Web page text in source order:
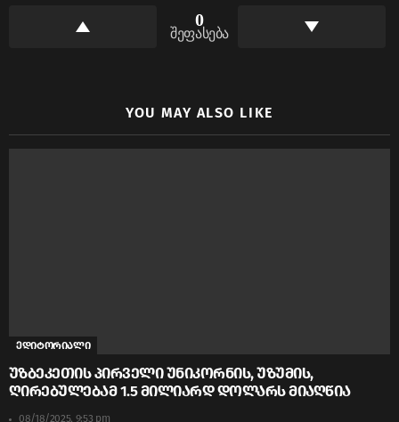
0
შეფასება
YOU MAY ALSO LIKE
ედიტორიალი
უზბეკეთის პირველი უნიკორნის, უზუმის,
ღირებულებამ 1.5 მილიარდ დოლარს მიაღწია
08/18/2025, 9:53 pm